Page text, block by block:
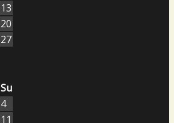
13
20
27
Su
4
11